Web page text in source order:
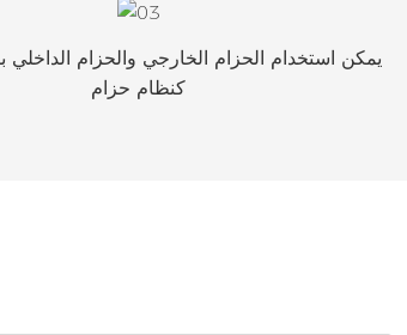
يمكن استخدام الحزام الخارجي والحزام
كنظام حزام